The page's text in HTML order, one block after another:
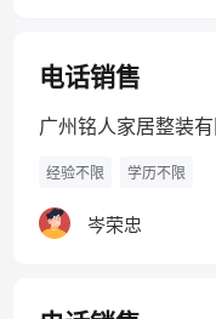
电话销售
广州铭人家居整装有
经验不限 学历不限
岑荣忠